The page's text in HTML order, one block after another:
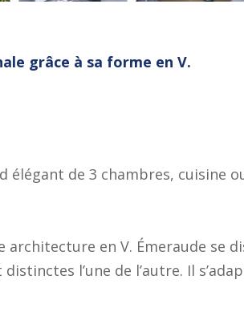
grâce à sa forme en V.
élégant de 3 chambres, cuisine
en V. Émeraude se
l’une de l’autre. Il